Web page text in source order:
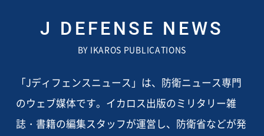
J DEFENSE NEWS
BY IKAROS PUBLICATIONS
「Jディフェンスニュース」は、防衛ニュース専門
のウェブ媒体です。イカロス出版のミリタリー雑
誌・書籍の編集スタッフが運営し、防衛省などが発